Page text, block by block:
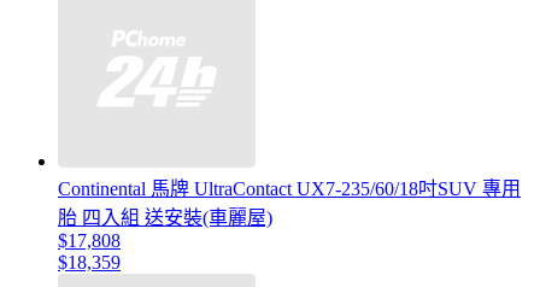
Continental 馬牌 UltraContact UX7-235/60/18吋SUV 專用
胎 四入組 送安裝(車麗屋)
$17,808
$18,359